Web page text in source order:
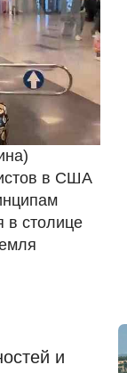
в США
в столице
и